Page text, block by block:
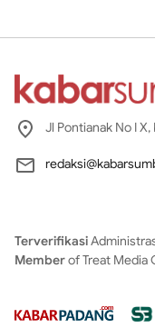
Jl Pontianak No I
Terverifikasi
Memberof Treat Media